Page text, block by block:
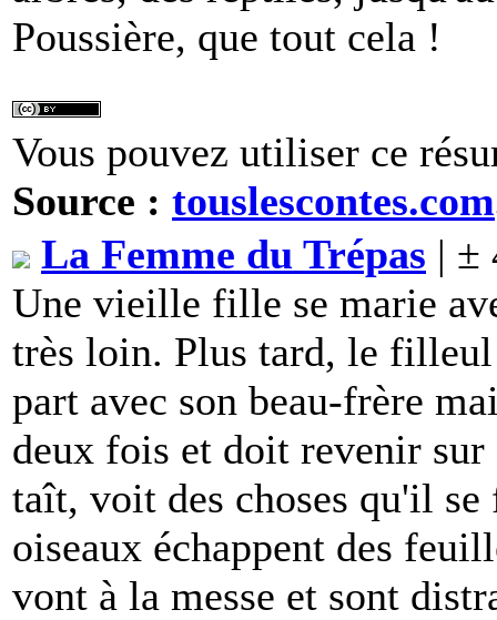
Poussière, que tout cela !
Vous pouvez utiliser ce
Source : touslescontes.com
La Femme du Trépas | ±
Une vieille fille se marie
très loin. Plus tard, le
part avec son beau-frère
deux fois et doit revenir
taît, voit des choses qu'il
oiseaux échappent des
vont à la messe et sont